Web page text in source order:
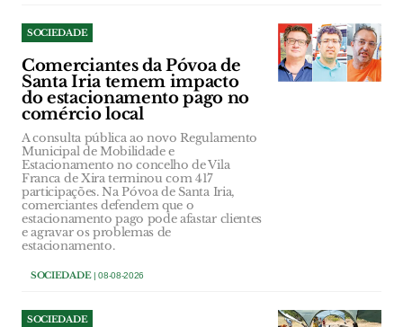
SOCIEDADE
Comerciantes da Póvoa de
Santa Iria temem impacto
do estacionamento pago no
comércio local
A consulta pública ao novo Regulamento
Municipal de Mobilidade e
Estacionamento no concelho de Vila
Franca de Xira terminou com 417
participações. Na Póvoa de Santa Iria,
comerciantes defendem que o
estacionamento pago pode afastar clientes
e agravar os problemas de
estacionamento.
SOCIEDADE| 08-08-2026
SOCIEDADE